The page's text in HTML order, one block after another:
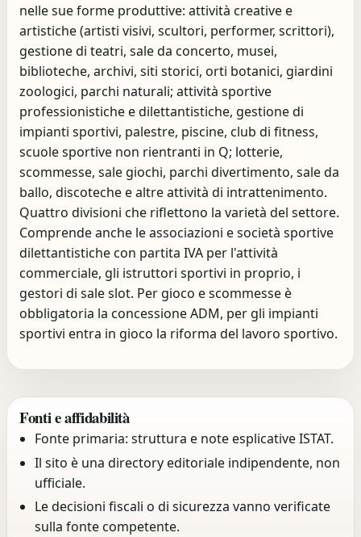
nelle sue forme produttive: attività creative e
artistiche (artisti visivi, scultori, performer, scrittori),
gestione di teatri, sale da concerto, musei,
biblioteche, archivi, siti storici, orti botanici, giardini
zoologici, parchi naturali; attività sportive
professionistiche e dilettantistiche, gestione di
impianti sportivi, palestre, piscine, club di fitness,
scuole sportive non rientranti in Q; lotterie,
scommesse, sale giochi, parchi divertimento, sale da
ballo, discoteche e altre attività di intrattenimento.
Quattro divisioni che riflettono la varietà del settore.
Comprende anche le associazioni e società sportive
dilettantistiche con partita IVA per l'attività
commerciale, gli istruttori sportivi in proprio, i
gestori di sale slot. Per gioco e scommesse è
obbligatoria la concessione ADM, per gli impianti
sportivi entra in gioco la riforma del lavoro sportivo.
Fonti e affidabilità
Fonte primaria: struttura e note esplicative ISTAT.
Il sito è una directory editoriale indipendente, non
ufficiale.
Le decisioni fiscali o di sicurezza vanno verificate
sulla fonte competente.